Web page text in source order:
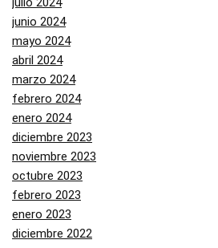
junio 2024
mayo 2024
abril 2024
marzo 2024
febrero 2024
enero 2024
diciembre 2023
noviembre 2023
octubre 2023
febrero 2023
enero 2023
diciembre 2022